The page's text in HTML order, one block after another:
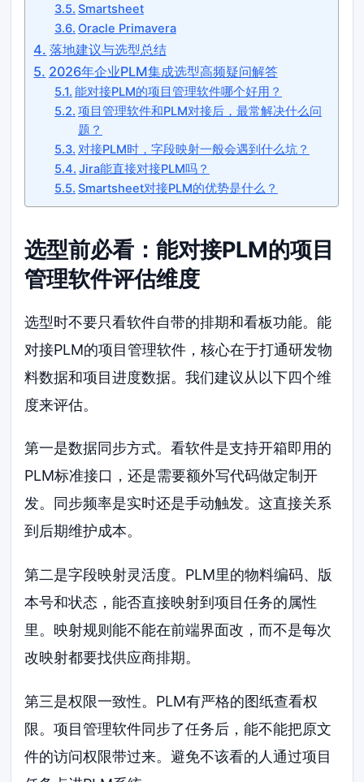
Smartsheet
Oracle Primavera
落地建议与选型总结
2026年企业PLM集成选型高频疑问解答
能对接PLM的项目管理软件哪个好用？
项目管理软件和PLM对接后，最常解决什么问
题？
对接PLM时，字段映射一般会遇到什么坑？
Jira能直接对接PLM吗？
Smartsheet对接PLM的优势是什么？
选型前必看：能对接PLM的项目
管理软件评估维度
选型时不要只看软件自带的排期和看板功能。能
对接PLM的项目管理软件，核心在于打通研发物
料数据和项目进度数据。我们建议从以下四个维
度来评估。
第一是数据同步方式。看软件是支持开箱即用的
PLM标准接口，还是需要额外写代码做定制开
发。同步频率是实时还是手动触发。这直接关系
到后期维护成本。
第二是字段映射灵活度。PLM里的物料编码、版
本号和状态，能否直接映射到项目任务的属性
里。映射规则能不能在前端界面改，而不是每次
改映射都要找供应商排期。
第三是权限一致性。PLM有严格的图纸查看权
限。项目管理软件同步了任务后，能不能把原文
件的访问权限带过来。避免不该看的人通过项目